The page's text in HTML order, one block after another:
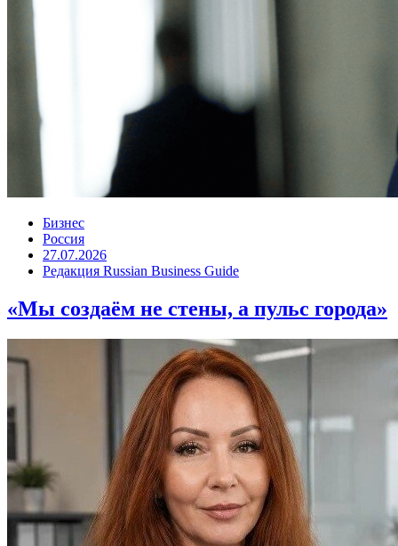
Бизнес
Россия
27.07.2026
Редакция Russian Business Guide
«Мы создаём не стены, а пульс города»